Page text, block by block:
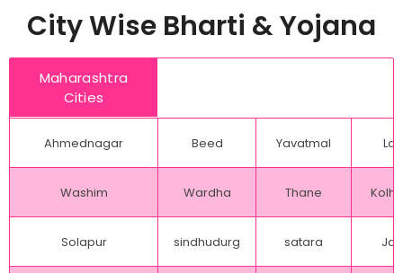
City Wise Bharti & Yojana
Maharashtra
Cities
Ahmednagar Beed Yavatmal
Washim Wardha Thane
Solapur sindhudurg satara